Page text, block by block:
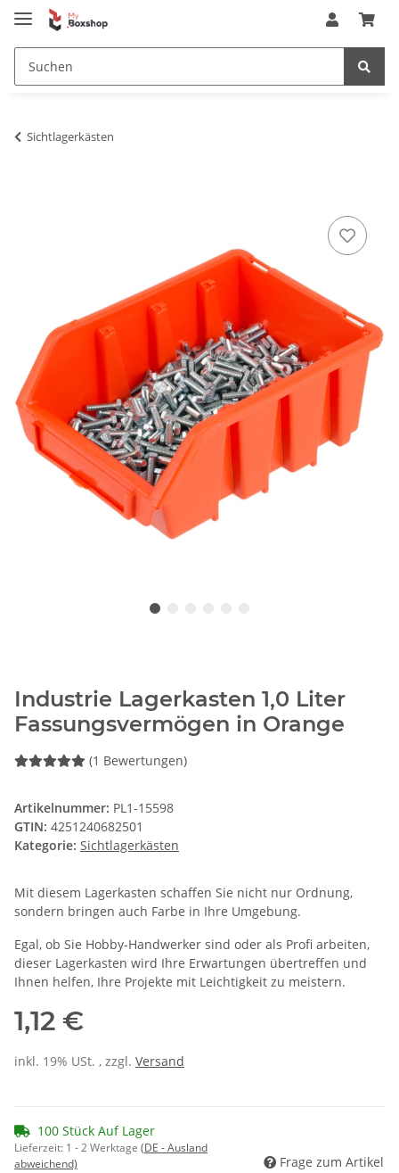
Sichtlagerkästen
Industrie Lagerkasten 1,0 Liter
Fassungsvermögen in Orange
(1 Bewertungen)
Artikelnummer: PL1-15598
GTIN: 4251240682501
Kategorie: Sichtlagerkästen
Mit diesem Lagerkasten schaffen Sie nicht nur Ordnung,
sondern bringen auch Farbe in Ihre Umgebung.
Egal, ob Sie Hobby-Handwerker sind oder als Profi arbeiten,
dieser Lagerkasten wird Ihre Erwartungen übertreffen und
Ihnen helfen, Ihre Projekte mit Leichtigkeit zu meistern.
1,12 €
inkl. 19% USt. , zzgl. Versand
100 Stück Auf Lager
Lieferzeit: 1 - 2 Werktage (DE - Ausland
abweichend)
Frage zum Artikel